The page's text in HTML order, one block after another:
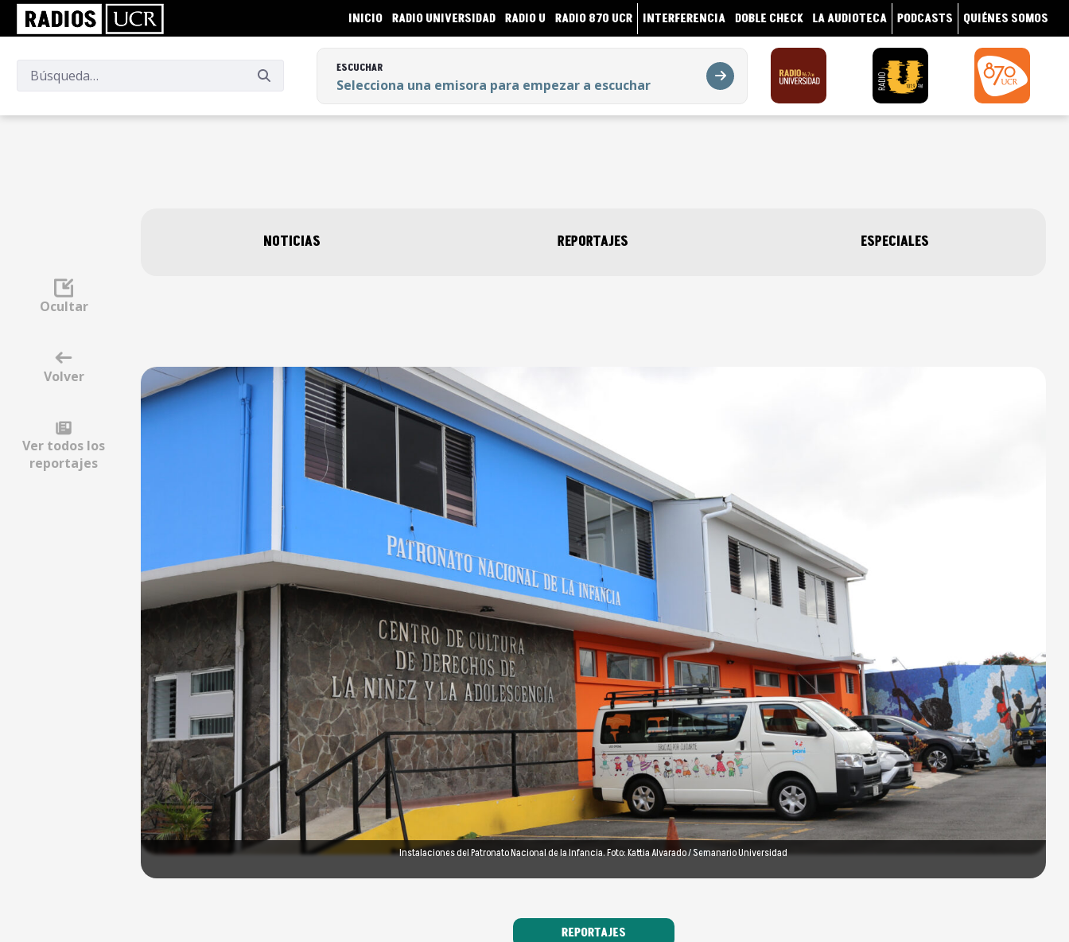
INICIO RADIO UNIVERSIDAD RADIO U RADIO 870 UCR INTERFERENCIA DOBLE CHECK LA AUDIOTECA PODCASTS QUIÉNES SOMOS
ESCUCHAR
Selecciona una emisora para empezar a escuchar
Selecciona una emisora para empezar a escuchar
Ocultar
Volver
Ver todos los
reportajes
NOTICIAS REPORTAJES ESPECIALES
Instalaciones del Patronato Nacional de la Infancia. Foto: Kattia Alvarado / Semanario Universidad
REPORTAJES